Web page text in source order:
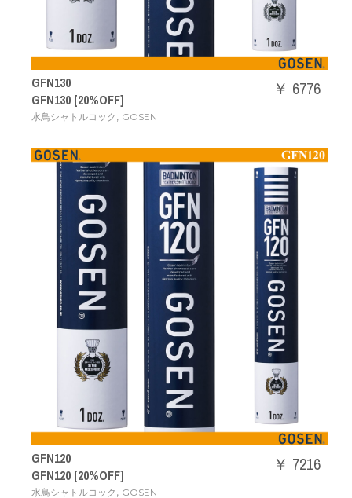
GFN130
GFN130 [20%OFF]
水鳥シャトルコック , GOSEN
￥ 6776
GFN120
GFN120 [20%OFF]
水鳥シャトルコック , GOSEN
￥ 7216